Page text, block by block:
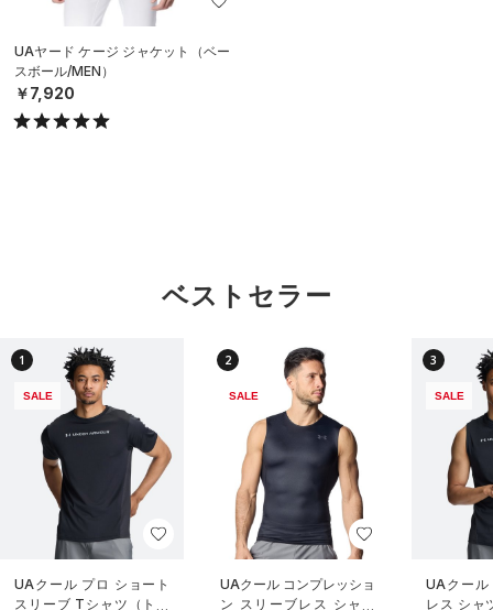
UAヤード ケージ ジャケット（ベー
スボール/MEN）
￥7,920
ベストセラー
1
SALE
UAクール プロ ショート
スリーブ Tシャツ（トレ
2
SALE
UAクール コンプレッショ
ン スリーブレス シャツ
3
SALE
UAクール
レス シャ